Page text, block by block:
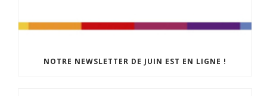
NOTRE NEWSLETTER DE JUIN EST EN LIGNE !